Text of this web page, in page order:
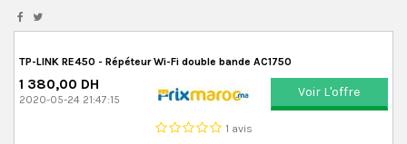
TP-LINK RE450 - Répéteur Wi-Fi double bande AC1750
1 380,00 DH
2020-05-24 21:47:15
1 avis
Voir L'offre